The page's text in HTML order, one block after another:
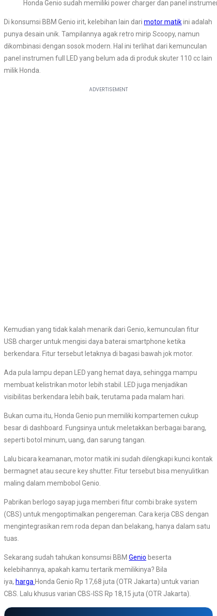
Honda Genio sudah memiliki power charger dan panel
Di konsumsi BBM Genio irit, kelebihan lain dari motor matikini adalah
punya desain unik. Tampilannya agak retro mirip Scoopy, namun
dikombinasi dengan sosok modern. Hal ini terlihat dari kemunculan
panel instrumen full LED yang belum ada di produk skuter 110 cc lain
milik Honda.
Kemudian yang tidak kalah menarik dari Genio, kemunculan fitur
USB charger untuk mengisi daya baterai smartphone ketika
berkendara. Fitur tersebut letaknya di bagasi bawah jok motor.
Ada pula lampu depan LED yang hemat daya, sehingga mampu
membuat kelistrikan motor lebih stabil. LED juga menjadikan
visibilitas berkendara lebih baik, terutama pada malam hari.
Bukan cuma itu, Honda Genio pun memiliki kompartemen cukup
besar di dashboard. Fungsinya untuk meletakkan berbagai barang,
seperti botol minum, uang, dan sarung tangan.
Lalu bicara keamanan, motor matik ini sudah dilengkapi kunci kontak
bermagnet atau secure key shutter. Fitur tersebut bisa menyulitkan
maling dalam membobol Genio.
Pabrikan berlogo sayap juga memberi fitur combi brake system
(CBS) untuk mengoptimalkan pengereman. Cara kerja CBS dengan
mengintegrasikan rem roda depan dan belakang, hanya dalam satu
tuas.
Sekarang sudah tahukan konsumsi BBM Genio beserta
kelebihannya, apakah kamu tertarik memilikinya? Bila
iya, harga Honda Genio Rp 17,68 juta (OTR Jakarta) untuk varian
CBS. Lalu khusus varian CBS-ISS Rp 18,15 juta (OTR Jakarta).